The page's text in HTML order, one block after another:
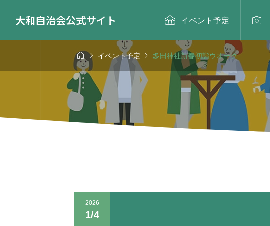
大和自治会公式サイト  イベント予定 
 イベント予定  多田神社新春初詣ウオーク
2026
1/4